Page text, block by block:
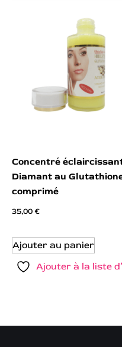
Concentré
Diamant au
comprimé
35,00€
Ajouter au panier
Ajouter à la liste